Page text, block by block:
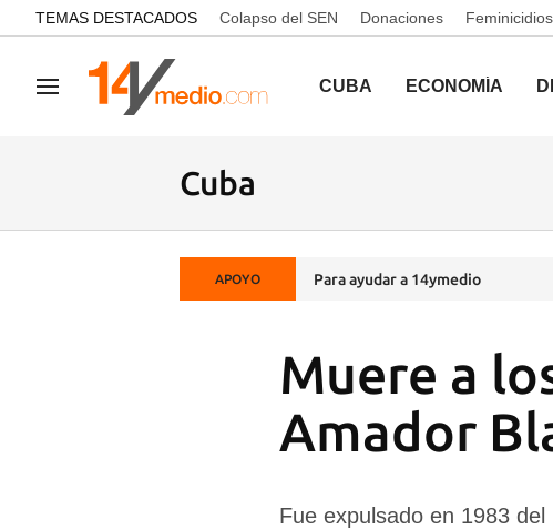
common.go-to-content
TEMAS DESTACADOS Colapso del SEN Donaciones Feminicidios
Navegación CUBA ECONOMÍA
Cuba
APOYO Para ayudar a 14ymedio
Muere a
Amador
Fue expulsado en 1983